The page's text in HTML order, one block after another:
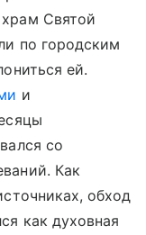
Святой
по городским
ей.
и
со
Как
обход
как духовная